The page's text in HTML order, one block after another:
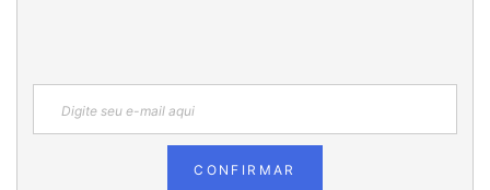
CONFIRMAR